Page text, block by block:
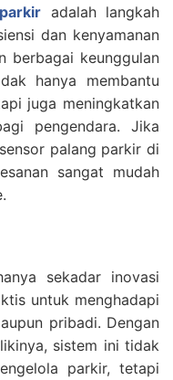
adalah langkah
dan kenyamanan
berbagai keunggulan
hanya membantu
juga meningkatkan
pengendara. Jika
palang parkir di
sangat mudah
sekadar inovasi
untuk menghadapi
pribadi. Dengan
sistem ini tidak
parkir, tetapi